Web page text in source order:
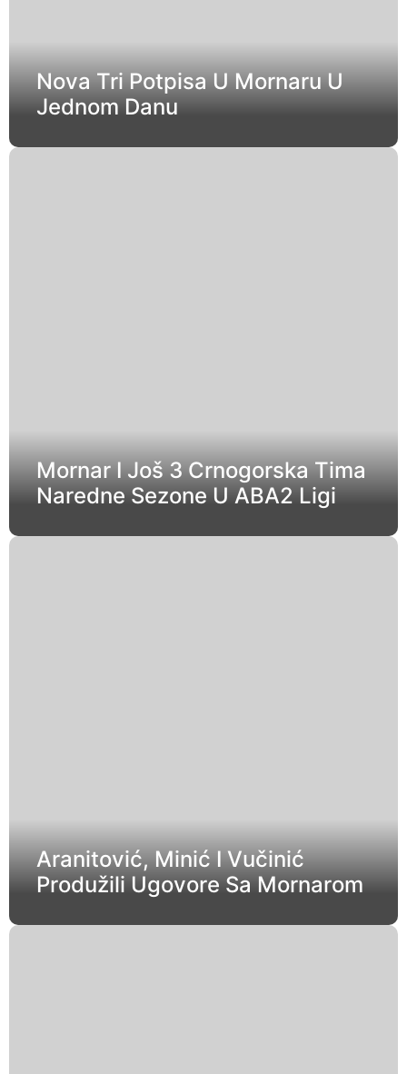
Nova Tri Potpisa U Mornaru U
Jednom Danu
Mornar I Još 3 Crnogorska Tima
Naredne Sezone U ABA2 Ligi
Aranitović, Minić I Vučinić
Produžili Ugovore Sa Mornarom